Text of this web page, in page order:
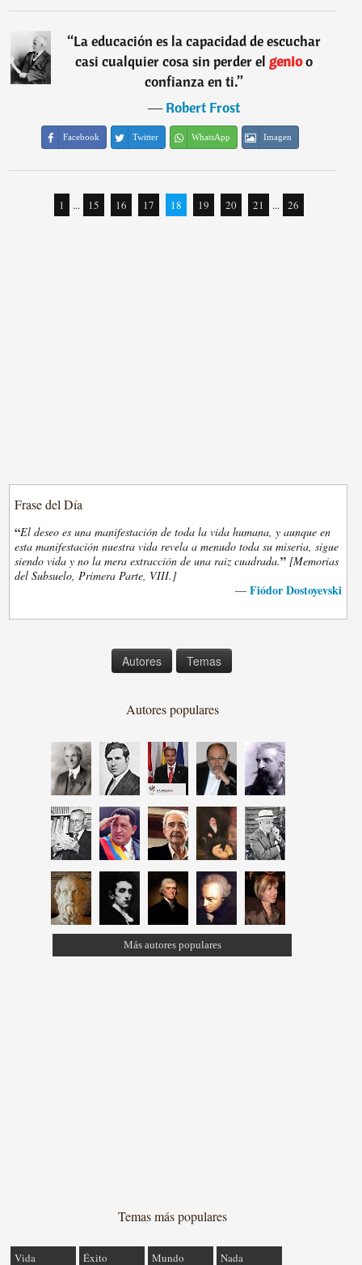
“La educación es la capacidad de escuchar
casi cualquier cosa sin perder el genioo
confianza en ti.”
―Robert Frost
Facebook Twitter WhatsApp Imagen
1 ... 15 16 17 18 19 20 21 ... 26
Frase del Día
“El deseo es una manifestación de toda la vida humana, y aunque en
esta manifestación nuestra vida revela a menudo toda su miseria, sigue
siendo vida y no la mera extracción de una raiz cuadrada.” [Memorias
del Subsuelo, Primera Parte, VIII.]
— Fiódor Dostoyevski
Autores Temas
Autores populares
Más autores populares
Temas más populares
Vida Éxito Mundo Nada